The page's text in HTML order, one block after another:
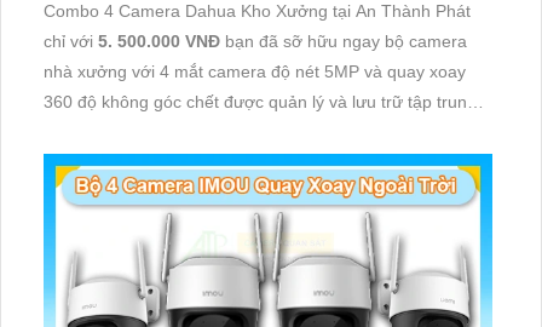
Combo 4 Camera Dahua Kho Xưởng tại An Thành Phát
chỉ với 5. 500.000 VNĐ bạn đã sỡ hữu ngay bộ camera
nhà xưởng với 4 mắt camera độ nét 5MP và quay xoay
360 độ không góc chết được quản lý và lưu trữ tập trung